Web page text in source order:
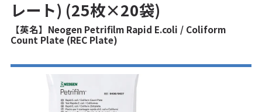
レート) (25枚×20袋)
【英名】Neogen Petrifilm Rapid E.coli / Coliform
Count Plate (REC Plate)